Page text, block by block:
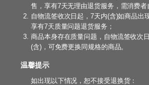
售，享有7天无理由退货服务，需消费者
自物流签收次日起，7天内(含)如商品出
享有7天质量问题退货服务；
商品本身存在质量问题，自物流签收次
(含)，可免费更换同规格的商品。
温馨提示
如出现以下情况，恕不接受退换货：